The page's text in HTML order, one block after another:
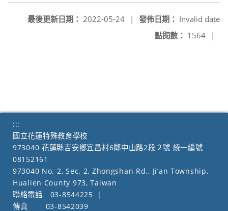
發佈日期： Invalid date
最後更新日期： 2022-05-24
|
點閱數： 1564 |
:::
國立花蓮特殊教育學校
973040 花蓮縣吉安鄉宜昌村6鄰中山路2段２號 統一編號
08152161
973040 No. 2, Sec. 2, Zhongshan Rd., Ji’an Township,
Hualien County 973, Taiwan
聯絡電話
03-8544225
|
傳真
03-8542039